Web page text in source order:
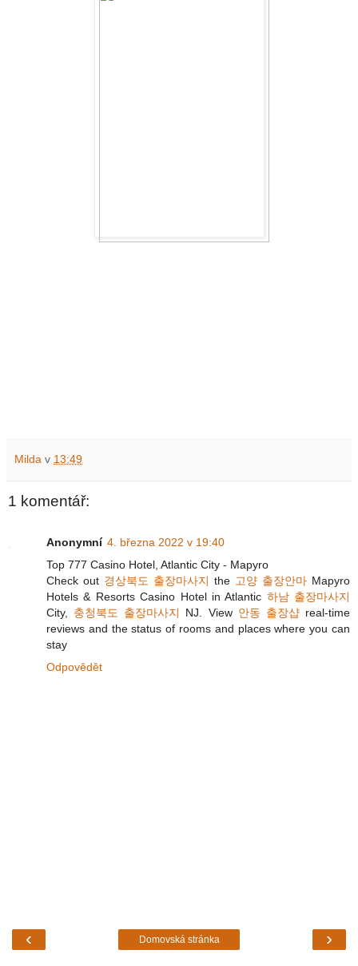
Milda v 13:49
1 komentář:
Anonymní 4. března 2022 v 19:40
Top 777 Casino Hotel, Atlantic City - Mapyro
Check out 경상북도 출장마사지 the 고양 출장안마 Mapyro
Hotels & Resorts Casino Hotel in Atlantic 하남 출장마사지
City, 충청북도 출장마사지 NJ. View 안동 출장샵real-time
reviews and the status of rooms and places where you can
stay
Odpovědět
‹ ›
Domovská stránka